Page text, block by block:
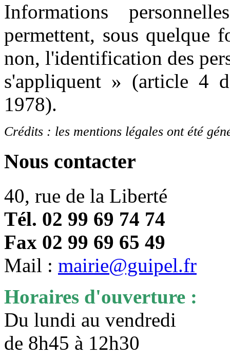
Informations
permettent, sous quelque
non, l'identification des
s'appliquent » (article 4
1978).
Crédits : les mentions légales ont été
Nous contacter
40, rue de la Liberté
Tél. 02 99 69 74 74
Fax 02 99 69 65 49
Mail : mairie@guipel.fr
Horaires d'ouverture :
Du lundi au vendredi
de 8h45 à 12h30